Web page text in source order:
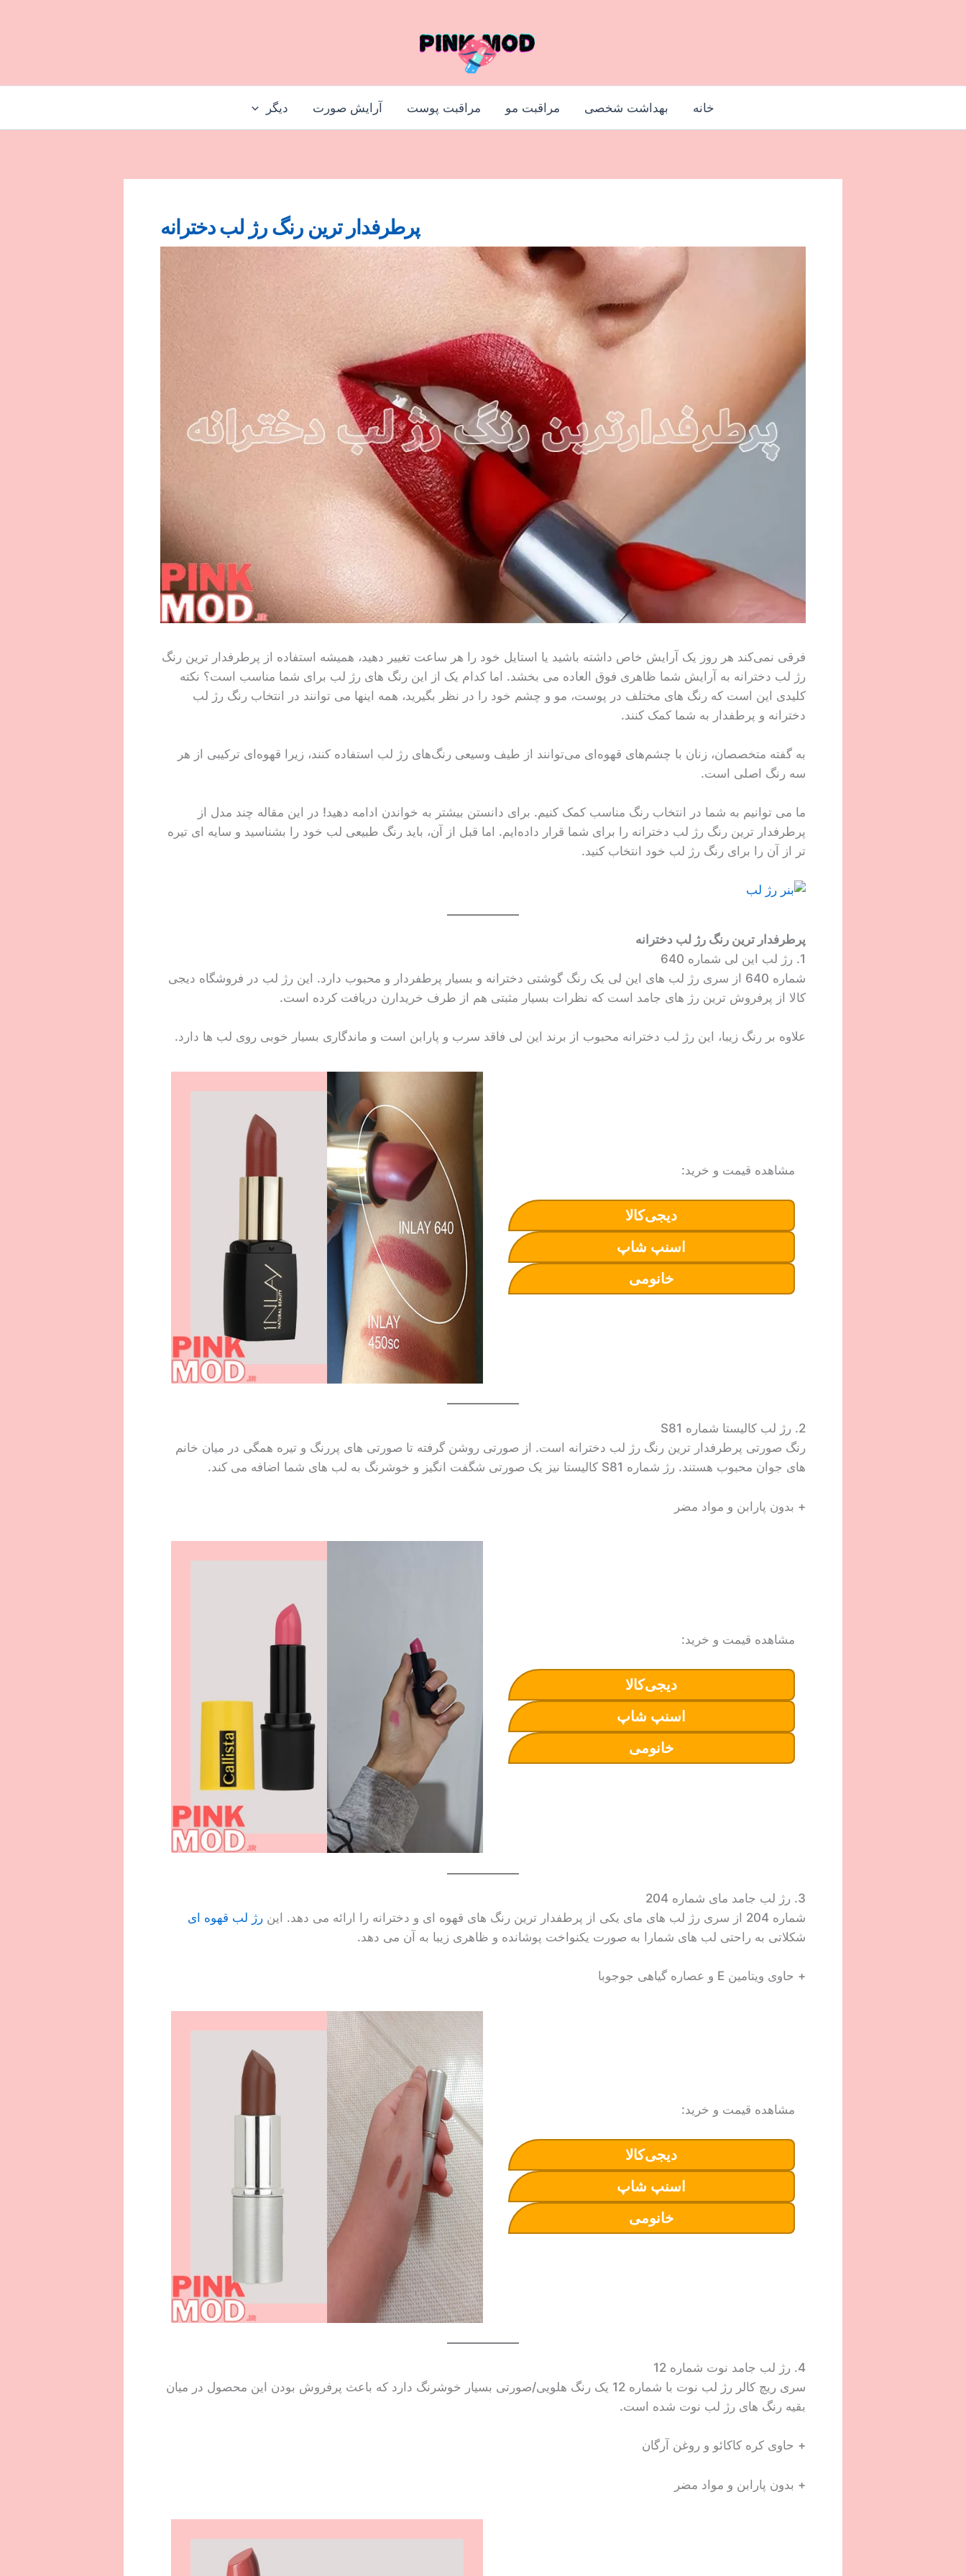
خانه بهداشت شخصی مراقبت مو مراقبت پوست آرایش صورت دیگر
پرطرفدار ترین رنگ رژ لب دخترانه
فرقی نمی‌کند هر روز یک آرایش خاص داشته باشید یا استایل خود را هر ساعت تغییر دهید، همیشه استفاده از پرطرفدار ترین رنگ
رژ لب دخترانه به آرایش شما ظاهری فوق العاده می بخشد. اما کدام یک از این رنگ های رژ لب برای شما مناسب است؟ نکته
کلیدی این است که رنگ های مختلف در پوست، مو و چشم خود را در نظر بگیرید، همه اینها می توانند در انتخاب رنگ رژ لب
دخترانه و پرطفدار به شما کمک کنند.
به گفته متخصصان، زنان با چشم‌های قهوه‌ای می‌توانند از طیف وسیعی رنگ‌های رژ لب استفاده کنند، زیرا قهوه‌ای ترکیبی از هر
سه رنگ اصلی است.
ما می توانیم به شما در انتخاب رنگ مناسب کمک کنیم. برای دانستن بیشتر به خواندن ادامه دهید! در این مقاله چند مدل از
پرطرفدار ترین رنگ رژ لب دخترانه را برای شما قرار داده‌ایم. اما قبل از آن، باید رنگ طبیعی لب خود را بشناسید و سایه ای تیره
تر از آن را برای رنگ رژ لب خود انتخاب کنید.
پرطرفدار ترین رنگ رژ لب دخترانه
1. رژ لب این لی شماره 640
شماره 640 از سری رژ لب های این لی یک رنگ گوشتی دخترانه و بسیار پرطفردار و محبوب دارد. این رژ لب در فروشگاه دیجی
کالا از پرفروش ترین رژ های جامد است که نظرات بسیار مثبتی هم از طرف خریدارن دریافت کرده است.
علاوه بر رنگ زیبا، این رژ لب دخترانه محبوب از برند این لی فاقد سرب و پارابن است و ماندگاری بسیار خوبی روی لب ها دارد.
مشاهده قیمت و خرید:
دیجی‌کالا
اسنپ شاپ
خانومی
2. رژ لب کالیستا شماره S81
رنگ صورتی پرطرفدار ترین رنگ رژ لب دخترانه است. از صورتی روشن گرفته تا صورتی های پررنگ و تیره همگی در میان خانم
های جوان محبوب هستند. رژ شماره S81 کالیستا نیز یک صورتی شگفت انگیز و خوشرنگ به لب های شما اضافه می کند.
+ بدون پارابن و مواد مضر
مشاهده قیمت و خرید:
دیجی‌کالا
اسنپ شاپ
خانومی
3. رژ لب جامد مای شماره 204
شماره 204 از سری رژ لب های مای یکی از پرطفدار ترین رنگ های قهوه ای و دخترانه را ارائه می دهد. این
رژ لب قهوه ای
شکلاتی به راحتی لب های شمارا به صورت یکنواخت پوشانده و ظاهری زیبا به آن می دهد.
+ حاوی ویتامین E و عصاره گیاهی جوجوبا
مشاهده قیمت و خرید:
دیجی‌کالا
اسنپ شاپ
خانومی
4. رژ لب جامد نوت شماره 12
سری ریچ کالر رژ لب نوت با شماره 12 یک رنگ هلویی/صورتی بسیار خوشرنگ دارد که باعث پرفروش بودن این محصول در میان
بقیه رنگ های رژ لب نوت شده است.
+ حاوی کره کاکائو و روغن آرگان
+ بدون پارابن و مواد مضر